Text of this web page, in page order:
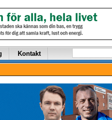
Kontakt